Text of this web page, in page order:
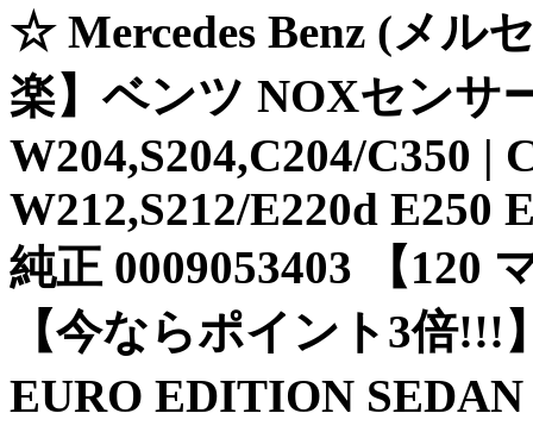
☆ Mercedes Benz (メル
楽】ベンツ NOXセンサ
W204,S204,C204/C350 |
W212,S212/E220d E250
純正 0009053403 【120
【今ならポイント3倍
EURO EDITION